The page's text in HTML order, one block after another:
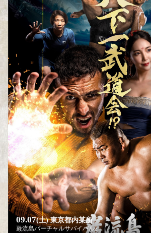
09.07(土)東京都内某所
巌流島バーチャルサバイバル2